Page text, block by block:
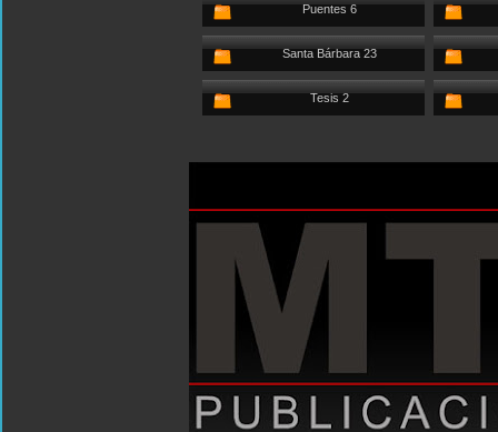
Puentes 6
Santa Bárbara 23
Tesis 2